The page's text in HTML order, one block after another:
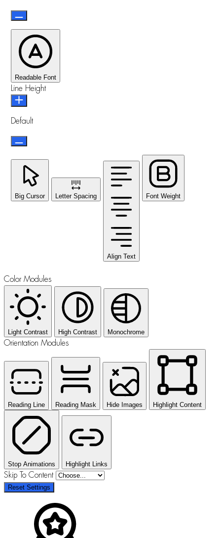
Readable Font
Line Height
Default
Big Cursor Letter Spacing
Align Text
Font Weight
Color Modules
Light Contrast High Contrast Monochrome
Orientation Modules
Reading Line Reading Mask Hide Images Highlight Content
Stop Animations Highlight Links
Skip To Content
Reset Settings